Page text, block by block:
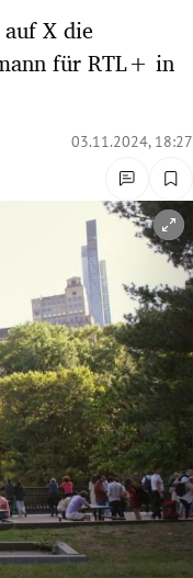
X die
für RTL+ in
03.11.2024, 18:27